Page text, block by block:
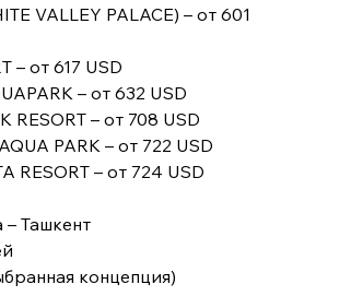
VALLEY PALACE) – от 601
– от 617 USD
– от 632 USD
RESORT – от 708 USD
PARK – от 722 USD
RESORT – от 724 USD
Ташкент
концепция)